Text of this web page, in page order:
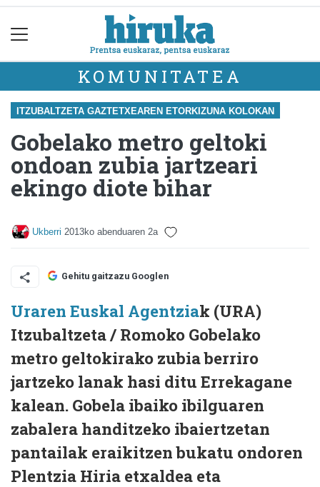
KOMUNITATEA
ITZUBALTZETA GAZTETXEAREN ETORKIZUNA KOLOKAN
Gobelako metro geltoki
ondoan zubia jartzeari
ekingo diote bihar
Ukberri 2013ko abenduaren 2a
Gehitu gaitzazu Googlen
Uraren Euskal Agentziak (URA)
Itzubaltzeta / Romoko Gobelako
metro geltokirako zubia berriro
jartzeko lanak hasi ditu Errekagane
kalean. Gobela ibaiko ibilguaren
zabalera handitzeko ibaiertzetan
pantailak eraikitzen bukatu ondoren
Plentzia Hiria etxaldea eta